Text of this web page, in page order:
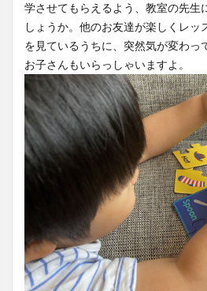
学させてもらえるよう、教室の先生
しょうか。他のお友達が楽しくレッ
を見ているうちに、突然気が変わっ
お子さんもいらっしゃいますよ。